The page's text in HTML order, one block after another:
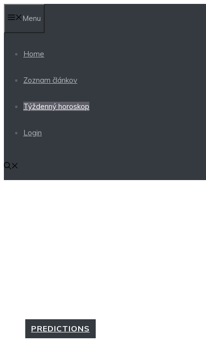
na
obsah
Menu
Home
Zoznam článkov
Týždenný horoskop
Login
PREDICTIONS